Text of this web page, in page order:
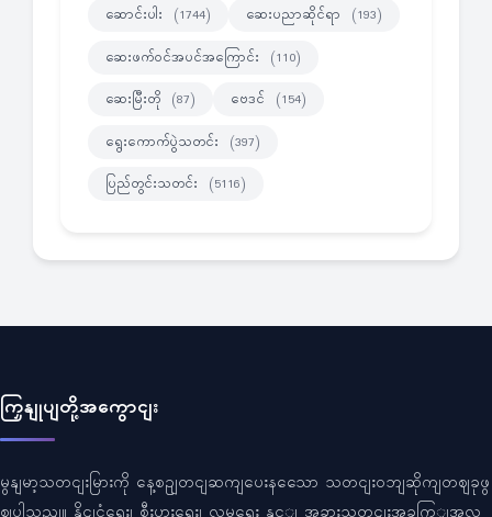
ဆောင်းပါး (1744) ဆေးပညာဆိုင်ရာ (193)
ဆေးဖက်ဝင်အပင်အကြောင်း (110)
ဆေးမြီးတို (87) ဗေဒင် (154)
ရွေးကောက်ပွဲသတင်း (397)
ပြည်တွင်းသတင်း (5116)
ကြှနျုပျတို့အကွောငျး
မွနျမာ့သတငျးမြားကို နေ့စဥျတငျဆကျပေးနသေော သတငျးဝဘျဆိုကျတဈခုဖွ